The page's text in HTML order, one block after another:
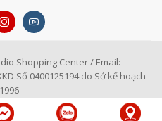
Shopping Center / Email:
Số 0400125194 do Sở kế hoạch